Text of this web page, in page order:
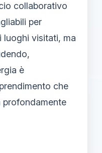
collaborativo
per
luoghi visitati, ma
è
che
profondamente